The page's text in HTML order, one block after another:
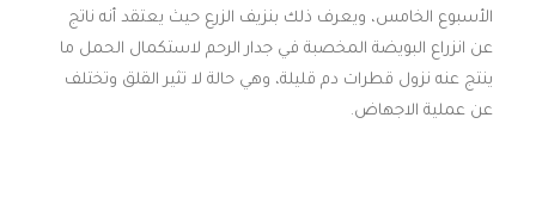
الأسبوع الخامس، ويعرف ذلك بنزيف الزرع حيث يعتقد أنه ناتج
عن انزراع البويضة المخصبة في جدار الرحم لاستكمال الحمل ما
ينتج عنه نزول قطرات دم قليلة، وهي حالة لا تثير القلق وتختلف
عن عملية الاجهاض.